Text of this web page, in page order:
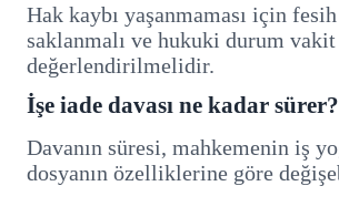
Hak kaybı yaşanmaması için
saklanmalı ve hukuki durum
değerlendirilmelidir.
İşe iade davası ne kadar sürer?
Davanın süresi, mahkemenin iş
dosyanın özelliklerine göre